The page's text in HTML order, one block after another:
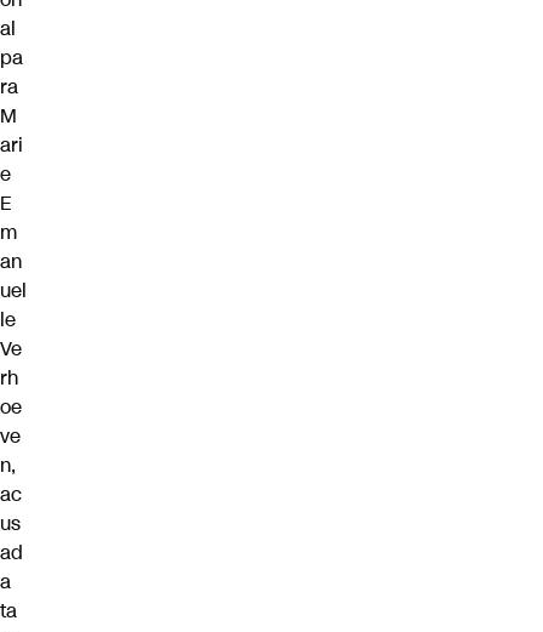
al
pa
ra
M
ari
e
E
m
an
uel
le
Ve
rh
oe
ve
n,
ac
us
ad
a
ta